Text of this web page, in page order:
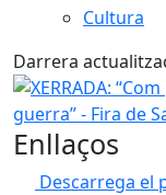
Cultura
Darrera
XERRADA: “Com
Enllaços
Descarrega el